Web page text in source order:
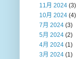
11月 2024 (3)
10月 2024 (4)
7月 2024 (3)
5月 2024 (2)
4月 2024 (1)
3月 2024 (1)